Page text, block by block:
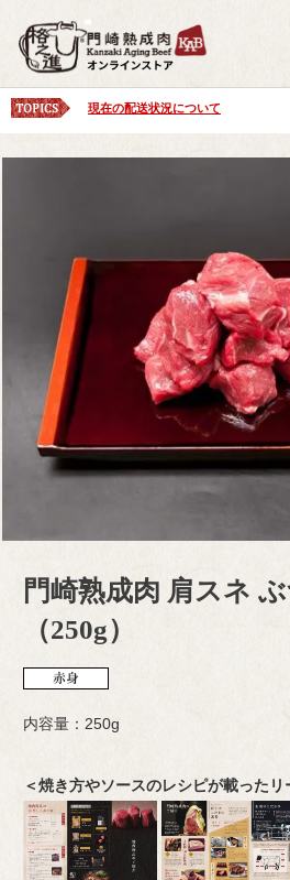
現在の配送状況について
門崎熟成肉 肩スネ
（250g）
内容量：250g
＜焼き方やソースのレシピが載ったリ